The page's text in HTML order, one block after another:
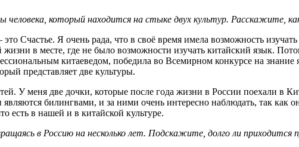
человека, который находится на стыке двух культур. Расскажите,
Счастье. Я очень рада, что в своё время имела возможность
жизни в месте, где не было возможности изучать китайский язык.
китаеведом, победила во Всемирном конкурсе на
представляет две культуры.
У меня две дочки, которые после года жизни в России поехали в
билингвами, и за ними очень интересно наблюдать, так как
есть в нашей и в китайской культуре.
в Россию на несколько лет. Подскажите, долго ли приходится